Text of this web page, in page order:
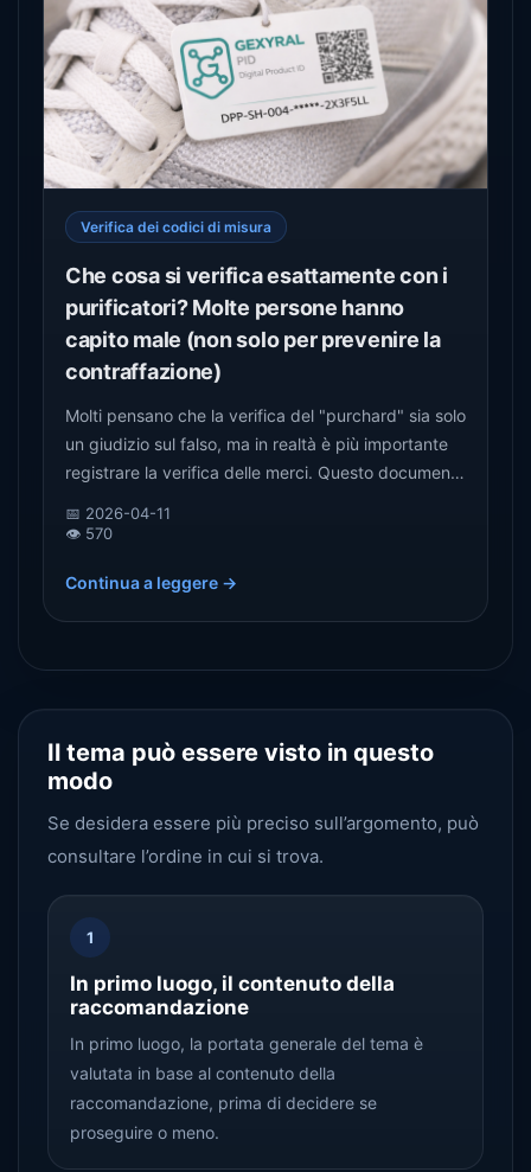
Verifica dei codici di misura
Che cosa si verifica esattamente con i
purificatori? Molte persone hanno
capito male (non solo per prevenire la
contraffazione)
Molti pensano che la verifica del "purchard" sia solo
un giudizio sul falso, ma in realtà è più importante
registrare la verifica delle merci. Questo documento
verifica del codice di autodisciplina, che ne elimina
merci.
📅 2026-04-11
👁️ 570
Continua a leggere →
Il tema può essere visto in questo
modo
Se desidera essere più preciso sull’argomento, può
consultare l’ordine in cui si trova.
1
In primo luogo, il contenuto della
raccomandazione
In primo luogo, la portata generale del tema è
valutata in base al contenuto della
raccomandazione, prima di decidere se
proseguire o meno.